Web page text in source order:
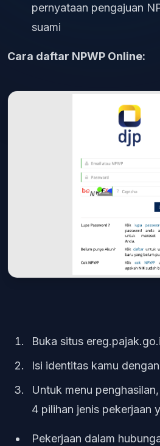
pernyataan pengajuan
suami
Cara daftar NPWP Online:
Buka situs
Isi identitas kamu
Untuk menu
4 pilihan jenis pekerjaan
Pekerjaan dalam